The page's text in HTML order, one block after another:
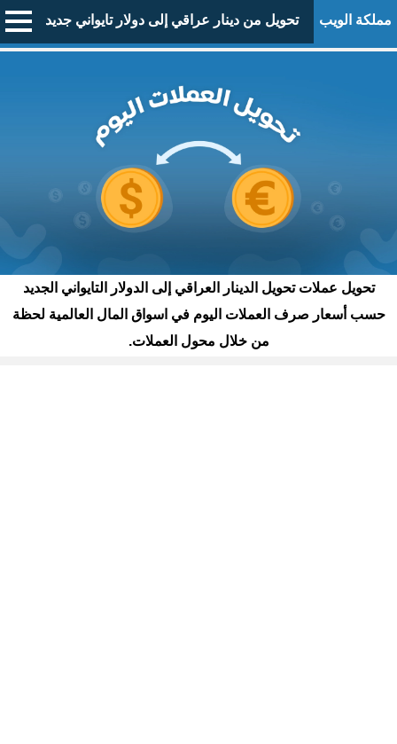
مملكة الويب تحويل من دينار عراقي إلى دولار تايواني جديد
تحويل عملات تحويل الدينار العراقي إلى الدولار التايواني الجديد
حسب أسعار صرف العملات اليوم في اسواق المال العالمية لحظة
من خلال محول العملات.